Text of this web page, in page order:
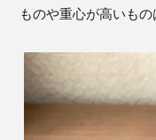
ものや重心が高いもの